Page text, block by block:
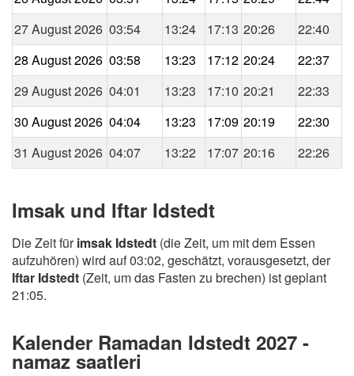
27 August 2026 03:54 13:24 17:13 20:26
22:40
28 August 2026 03:58 13:23 17:12 20:24
22:37
29 August 2026 04:01 13:23 17:10 20:21
22:33
30 August 2026 04:04 13:23 17:09 20:19
22:30
31 August 2026 04:07 13:22 17:07 20:16 22:26
Imsak und Iftar Idstedt
Die Zeit fürimsak Idstedt (die Zeit, um mit dem Essen
aufzuhören) wird auf 03:02, geschätzt, vorausgesetzt, der
Iftar Idstedt (Zeit, um das Fasten zu brechen) ist geplant
21:05.
Kalender Ramadan Idstedt 2027 -
namaz saatleri